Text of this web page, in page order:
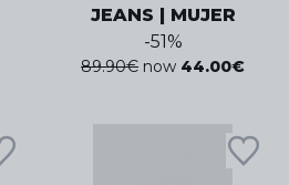
JEANS | MUJER
-51%
89.90€ now 44.00€